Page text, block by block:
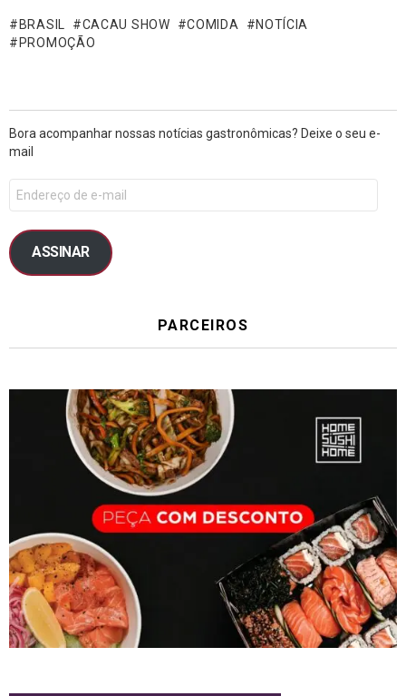
BRASIL CACAU SHOW COMIDA
NOTÍCIA
PROMOÇÃO
Bora acompanhar nossas notícias gastronômicas? Deixe o seu e-
mail
ASSINAR
PARCEIROS